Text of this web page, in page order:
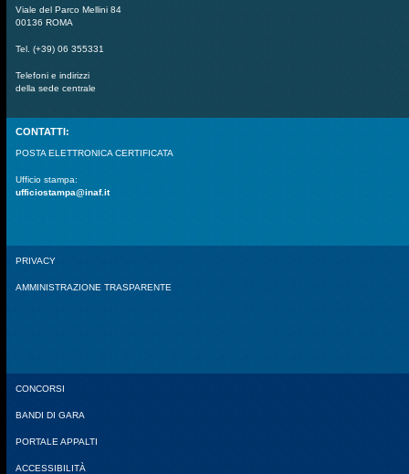
Viale del Parco Mellini 84
00136 ROMA
Tel. (+39) 06 355331
Telefoni e indirizzi
della sede centrale
CONTATTI:
POSTA ELETTRONICA CERTIFICATA
Ufficio stampa:
ufficiostampa@inaf.it
PRIVACY
AMMINISTRAZIONE TRASPARENTE
CONCORSI
BANDI DI GARA
PORTALE APPALTI
ACCESSIBILITÀ